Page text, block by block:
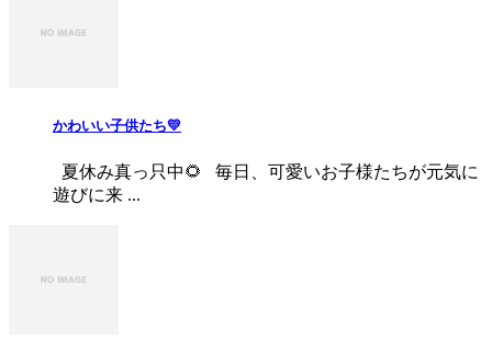
かわいい子供たち💛
夏休み真っ只中🌻 毎日、可愛いお子様たちが元気に
遊びに来 ...